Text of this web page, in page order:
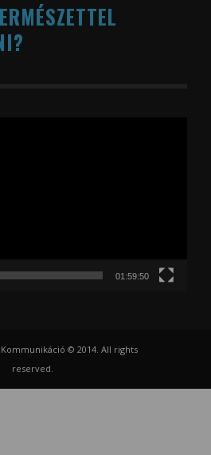
01:59:50
© 2014. All rights
reserved.